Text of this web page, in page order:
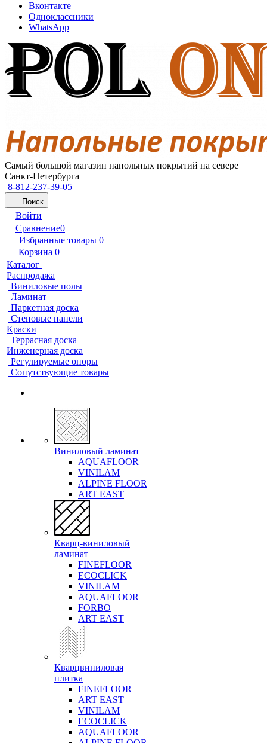
Вконтакте
Одноклассники
WhatsApp
Самый большой магазин напольных покрытий на севере
Санкт-Петербурга
8-812-237-39-05
Поиск
Войти
Сравнение0
Избранные товары 0
Корзина 0
Каталог
Распродажа
Виниловые полы
Ламинат
Паркетная доска
Стеновые панели
Краски
Террасная доска
Инженерная доска
Регулируемые опоры
Сопутствующие товары
Виниловый ламинат
AQUAFLOOR
VINILAM
ALPINE FLOOR
ART EAST
Кварц-виниловый
ламинат
FINEFLOOR
ECOCLICK
VINILAM
AQUAFLOOR
FORBO
ART EAST
Кварцвиниловая
плитка
FINEFLOOR
ART EAST
VINILAM
ECOCLICK
AQUAFLOOR